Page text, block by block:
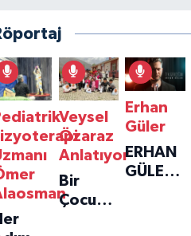
Veysel
Özaraz
Anlatıyor
Bir
Çocuğun
Erhan
Güler
ERHAN
GÜLER'IN